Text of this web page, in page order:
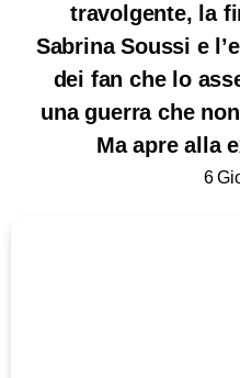
travolgente, la
Sabrina Soussi e
dei fan che lo
una guerra che
Ma apre alla
6